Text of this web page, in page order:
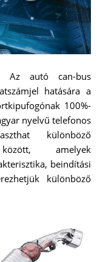
Az autó can-bus
hatására a
100%-
nyelvű telefonos
különböző
amelyek
beindítási
különböző